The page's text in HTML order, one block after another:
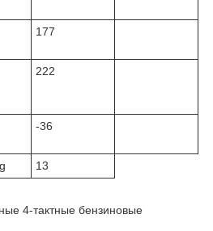
177
222
-36
13
4-тактные бензиновые